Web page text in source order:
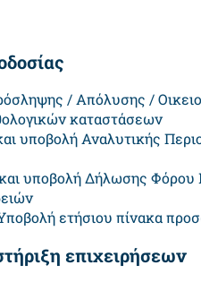
/ Απόλυσης /
καταστάσεων
υποβολή Αναλυτικής
υποβολή Δήλωσης
ετήσιου πίνακα
επιχειρήσεων